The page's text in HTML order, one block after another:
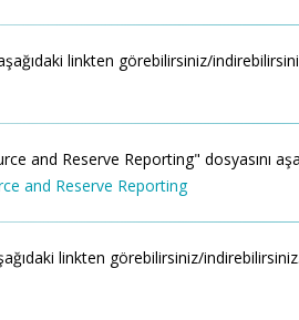
linkten görebilirsiniz/
and Reserve Reporting" dosyasını
and Reserve Reporting
linkten görebilirsiniz/indirebilirsiniz.